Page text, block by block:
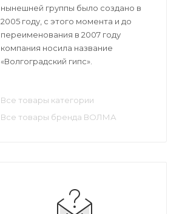
нынешней группы было создано в
2005 году, с этого момента и до
переименования в 2007 году
компания носила название
«Волгоградский гипс».
Все товары категории
Все товары бренда ВОЛМА